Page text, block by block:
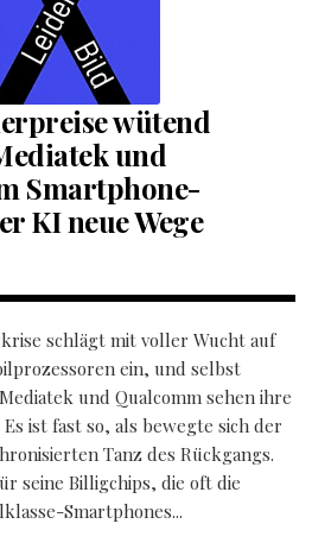
wütend
und
Smartphone-
KI neue Wege
schlägt mit voller Wucht auf
ein, und selbst
und Qualcomm sehen ihre
ist fast so, als bewegte sich der
Tanz des Rückgangs.
seine Billigchips, die oft die
Smartphones...